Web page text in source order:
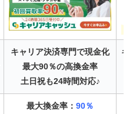
キャリア決済専門で現金化
最大90％の高換金率
土日祝も24時間対応♪
キ
最大換金率： 90％